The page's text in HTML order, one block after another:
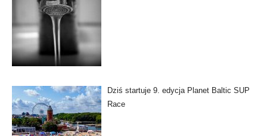
Dziś startuje 9. edycja Planet Baltic SUP
Race